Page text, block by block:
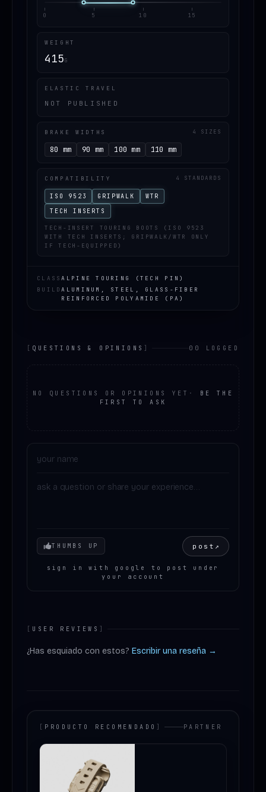
0 5 10 15
WEIGHT
415G
ELASTIC TRAVEL
NOT PUBLISHED
BRAKE WIDTHS 4 SIZES
80 mm 90 mm 100 mm 110 mm
COMPATIBILITY 4 STANDARDS
ISO 9523 GRIPWALK
WTR
TECH INSERTS
TECH-INSERT TOURING BOOTS (ISO 9523
WITH TECH INSERTS; GRIPWALK/WTR ONLY
IF TECH-EQUIPPED)
CLASSALPINE TOURING (TECH PIN)
BUILDALUMINUM, STEEL, GLASS-FIBER
REINFORCED POLYAMIDE (PA)
[ QUESTIONS & OPINIONS ] 00 LOGGED
NO QUESTIONS OR OPINIONS YET ·
BE THE
FIRST TO ASK
Your mood
THUMBS UP post ↗
sign in with google to post under
your account
[ USER REVIEWS ]
¿Has esquiado con estos? Escribir una reseña →
[ PRODUCTO RECOMENDADO ] PARTNER